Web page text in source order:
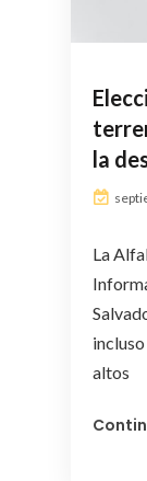
la
La
altos